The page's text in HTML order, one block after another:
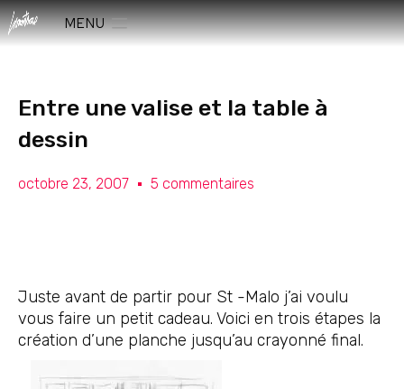
MENU
Entre une valise et la table à
dessin
octobre 23, 2007 5 commentaires
Juste avant de partir pour St -Malo j’ai voulu
vous faire un petit cadeau. Voici en trois étapes la
création d’une planche jusqu’au crayonné final.